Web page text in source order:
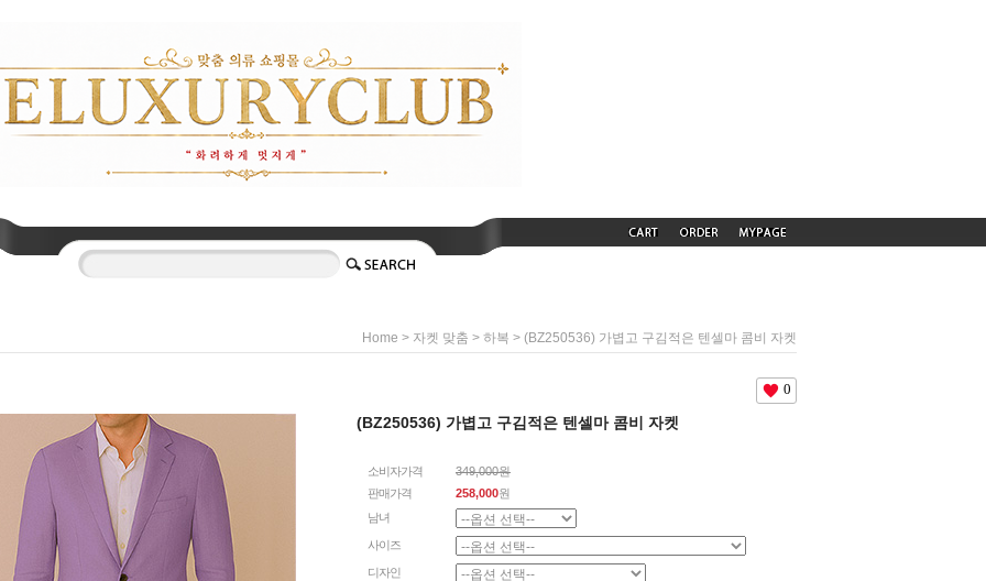
Home > 자켓 맞춤 > 하복 > (BZ250536) 가볍고 구김적은 텐셀마 콤비 자켓
0
(BZ250536) 가볍고 구김적은 텐셀마 콤비 자켓
소비자가격
349,000원
판매가격
258,000원
남녀
사이즈
디자인